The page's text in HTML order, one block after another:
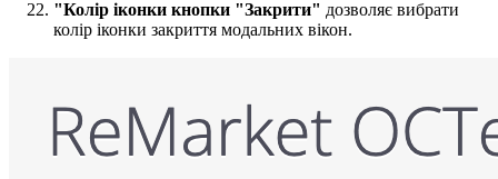
"Колір іконки кнопки "Закрити" дозволяє вибрати
колір іконки закриття модальних вікон.